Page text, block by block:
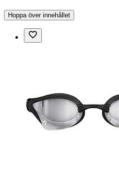
Hoppa över innehållet